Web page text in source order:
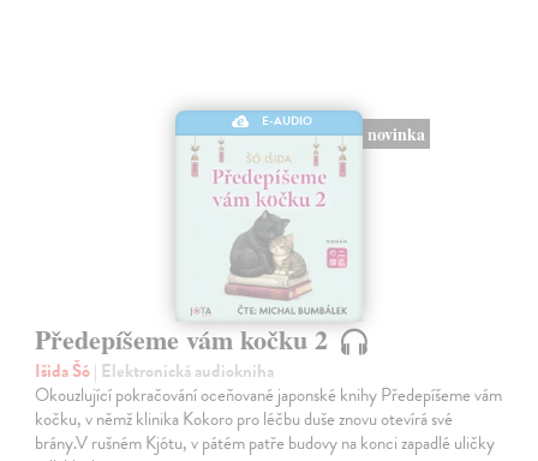
E-AUDIO
novinka
Předepíšeme vám kočku 2
Išida Šó| Elektronická audiokniha
Okouzlující pokračování oceňované japonské knihy Předepíšeme vám
kočku, v němž klinika Kokoro pro léčbu duše znovu otevírá své
brány.V rušném Kjótu, v pátém patře budovy na konci zapadlé uličky